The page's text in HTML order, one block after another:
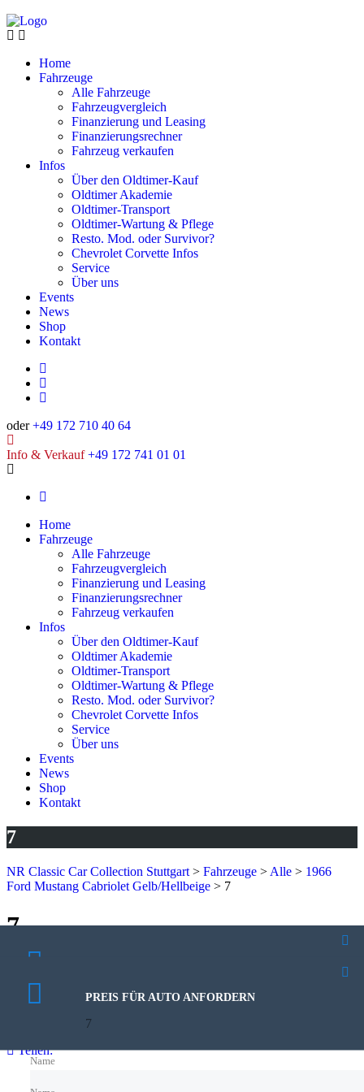
Home
Fahrzeuge
Alle Fahrzeuge
Fahrzeugvergleich
Finanzierung und Leasing
Finanzierungsrechner
Fahrzeug verkaufen
Infos
Über den Oldtimer-Kauf
Oldtimer Akademie
Oldtimer-Transport
Oldtimer-Wartung & Pflege
Resto. Mod. oder Survivor?
Chevrolet Corvette Infos
Service
Über uns
Events
News
Shop
Kontakt
oder+49 172 710 40 64
Info & Verkauf+49 172 741 01 01
Home
Fahrzeuge
Alle Fahrzeuge
Fahrzeugvergleich
Finanzierung und Leasing
Finanzierungsrechner
Fahrzeug verkaufen
Infos
Über den Oldtimer-Kauf
Oldtimer Akademie
Oldtimer-Transport
Oldtimer-Wartung & Pflege
Resto. Mod. oder Survivor?
Chevrolet Corvette Infos
Service
Über uns
Events
News
Shop
Kontakt
7
NR Classic Car Collection Stuttgart > Fahrzeuge > Alle > 1966
Ford Mustang Cabriolet Gelb/Hellbeige > 7
7
Veröffentlicht von:
Keine Kommentare
Teilen:
7
Name
PREIS FÜR AUTO ANFORDERN
7